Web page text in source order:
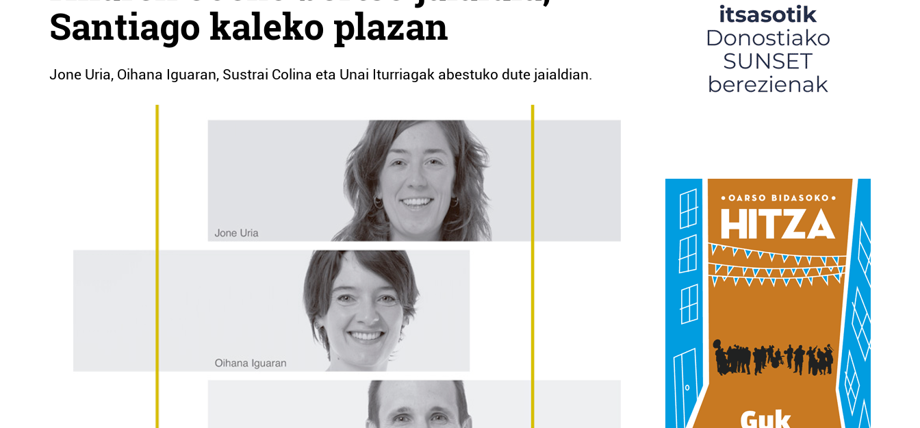
Santiago kaleko plazan
Jone Uria, Oihana Iguaran, Sustrai Colina eta Unai Iturriagak abestuko dute jaialdian.